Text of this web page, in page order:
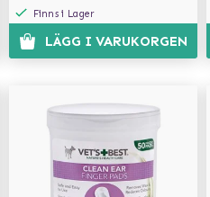
Finns i Lager
LÄGG I VARUKORGEN